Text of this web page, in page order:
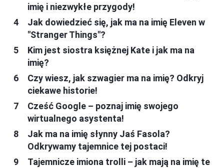
imię i niezwykłe przygody!
Jak dowiedzieć się, jak ma na imię Eleven w
"Stranger Things"?
Kim jest siostra księżnej Kate i jak ma na
imię?
Czy wiesz, jak szwagier ma na imię? Odkryj
ciekawe historie!
Cześć Google – poznaj imię swojego
wirtualnego asystenta!
Jak ma na imię słynny Jaś Fasola?
Odkrywamy tajemnice tej postaci!
Tajemnicze imiona trolli – jak mają na imię te